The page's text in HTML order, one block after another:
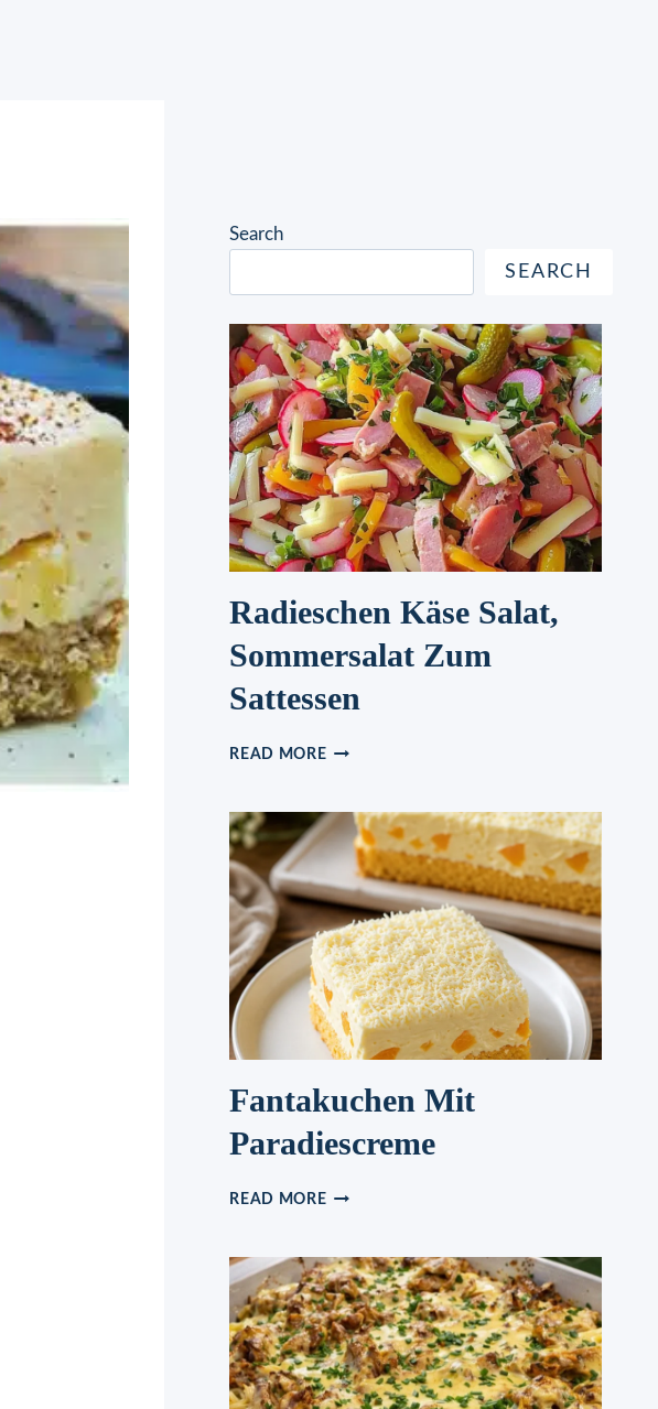
Search
SEARCH
Radieschen Käse Salat,
Sommersalat Zum
Sattessen
READ MORERADIESCHEN
SOMMERSALAT
ZUM
SATTESSEN
Fantakuchen Mit
Paradiescreme
READ MOREFANTAKUCHEN